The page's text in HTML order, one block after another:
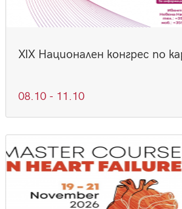
XIX Национален конгрес по
08.10 - 11.10